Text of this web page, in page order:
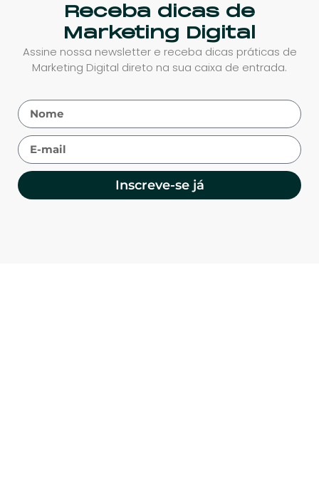
Receba dicas de
Marketing Digital
Assine nossa newsletter e receba dicas práticas de
Marketing Digital direto na sua caixa de entrada.
Inscreve-se já